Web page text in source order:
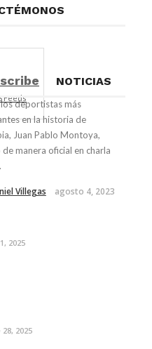
deportistas más
en la historia de
Juan Pablo Montoya,
de manera oficial en charla
Villegas agosto 4, 2023
Feeds
NOTICIAS
2025
2025